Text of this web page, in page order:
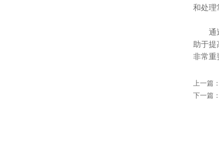
和处理
通过
助于
非常重
上一篇
下一篇